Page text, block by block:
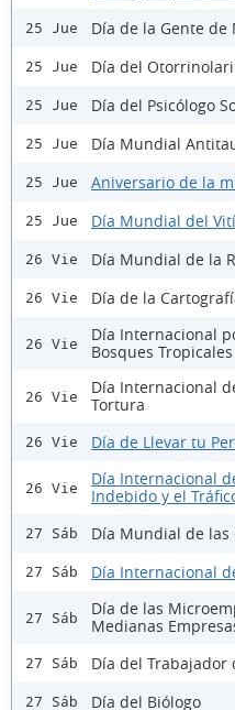
25 Jue Día de la Gente de
25 Jue Día del
25 Jue Día del Psicólogo
25 Jue Día Mundial
25 Jue Aniversario de la
25 Jue Día Mundial del
26 Vie Día Mundial de la
26 Vie Día de la
26 Vie
Día Internacional
Bosques Tropicales
26 Vie
Día Internacional
Tortura
26 Vie Día de Llevar tu
26 Vie
Día Internacional
Indebido y el
27 Sáb Día Mundial de las
27 Sáb Día Internacional
27 Sáb
Día de las
Medianas
27 Sáb Día del Trabajador
27 Sáb Día del Biólogo